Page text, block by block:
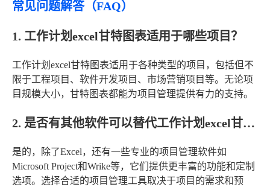
常见问题解答（FAQ）
1. 工作计划excel甘特图表适用于哪些项目？
工作计划excel甘特图表适用于各种类型的项目，包括但不
限于工程项目、软件开发项目、市场营销项目等。无论项
目规模大小，甘特图表都能为项目管理提供有力的支持。
2. 是否有其他软件可以替代工作计划excel甘特图表？
是的，除了Excel，还有一些专业的项目管理软件如
Microsoft Project和Wrike等，它们提供更丰富的功能和定制
选项。选择合适的项目管理工具取决于项目的需求和预